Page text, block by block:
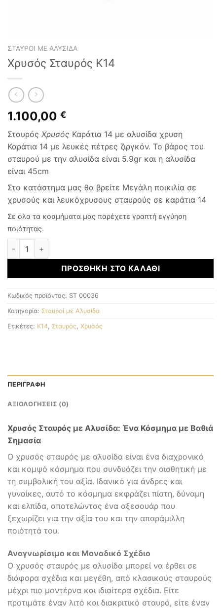
ΣΤΑΥΡΟΊ ΜΕ ΑΛΥΣΊΔΑ
Χρυσός Σταυρός K14
1.100,00 €
Σταυρός Χρυσός Καράτια 14 με αλυσίδα χρυση
Καράτια 14 με λευκές πέτρες ζιργκόν. Το βάρος του
σταυρού με την αλυσίδα είναι 5.9gr και η αλυσίδα
είναι 45cm
Στο κατάστημα μας θα βρείτε Μεγάλη ποικιλία σε
χρυσούς και λευκόχρυσους σταυρούς σε καράτια 14
Σε όλα τα κοσμήματα μας παρέχετε γραπτή εγγύηση
ποιότητας.
Χρυσός Σταυρός K14 ποσότητα
ΠΡΟΣΘΉΚΗ ΣΤΟ ΚΑΛΆΘΙ
Κωδικός προϊόντος: ST 00036
Κατηγορία: Σταυροί με Αλυσίδα
Ετικέτες: K14, Σταυρός, Χρυσός
ΠΕΡΙΓΡΑΦΉ
ΑΞΙΟΛΟΓΉΣΕΙΣ (0)
Χρυσός Σταυρός με Αλυσίδα: Ένα Κόσμημα με Βαθιά
Σημασία
Ο χρυσός σταυρός με αλυσίδα είναι ένα διαχρονικό
και κομψό κόσμημα που συνδυάζει την αισθητική με
τη συμβολική του αξία. Ιδανικό για άνδρες και
γυναίκες, αυτό το κόσμημα εκφράζει πίστη, δύναμη
και ελπίδα, αποτελώντας ένα αξεσουάρ που
ξεχωρίζει για την αξία του και την απαράμιλλη
ποιότητά του.
Αναγνωρίσιμο και Μοναδικό Σχέδιο
Ο χρυσός σταυρός με αλυσίδα μπορεί να έρθει σε
διάφορα σχέδια και μεγέθη, από κλασικούς σταυρούς
μέχρι πιο μοντέρνα και ιδιαίτερα σχέδια. Είτε
προτιμάτε έναν λιτό και διακριτικό σταυρό, είτε έναν